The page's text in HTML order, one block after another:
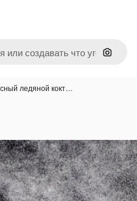
Поиск
ледяной кокт…